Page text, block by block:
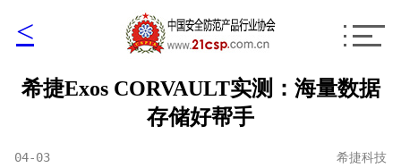
<
希捷Exos CORVAULT实测：海量数据
存储好帮手
04-03 希捷科技